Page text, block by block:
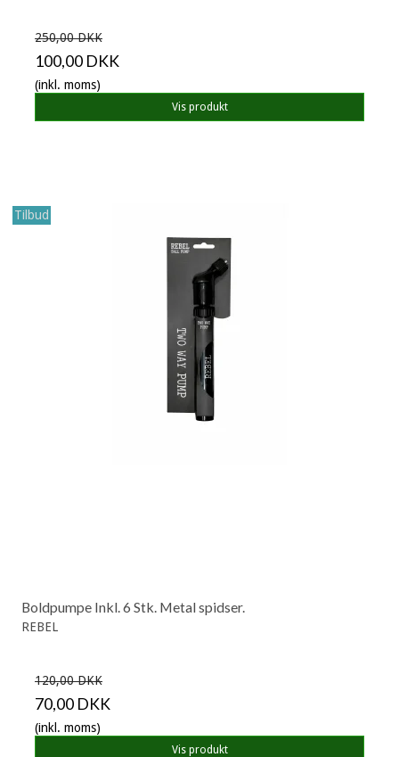
250,00 DKK
100,00 DKK
(inkl. moms)
Vis produkt
Tilbud
Boldpumpe Inkl. 6 Stk. Metal spidser.
REBEL
120,00 DKK
70,00 DKK
(inkl. moms)
Vis produkt